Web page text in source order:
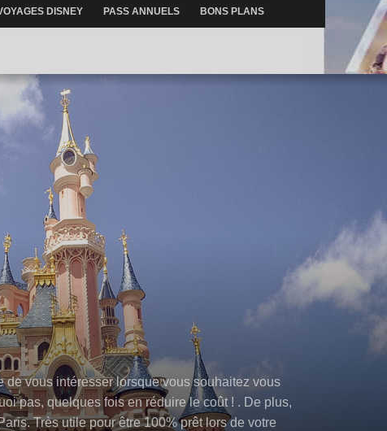
DISNEY PASS ANNUELS BONS PLANS
vous intéresser lorsque vous souhaitez vous
pas, quelques fois en réduire le coût ! . De plus,
Très utile pour être 100% prêt lors de votre